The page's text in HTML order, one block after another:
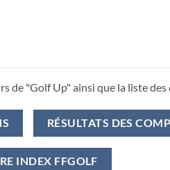
de "Golf Up" ainsi que la liste des
RÉSULTATS DES
INDEX FFGOLF